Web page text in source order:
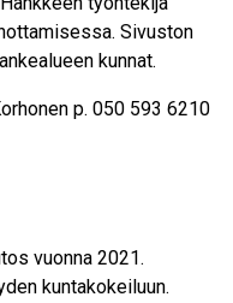
Sivuston
kunnat.
p. 050 593 6210
vuonna 2021.
kuntakokeiluun.